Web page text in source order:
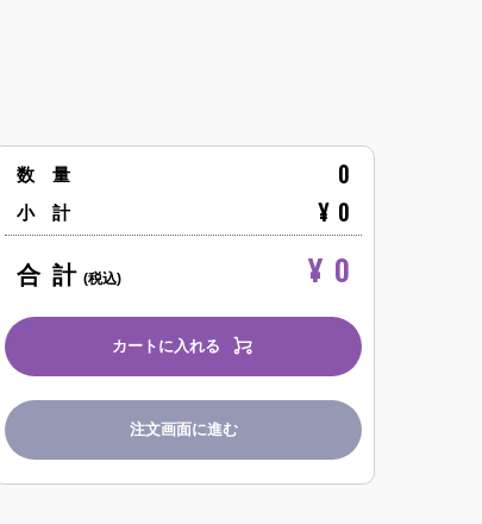
数 量 0
小 計 ¥ 0
合 計 (税込) ¥ 0
カートに入れる
注文画面に進む